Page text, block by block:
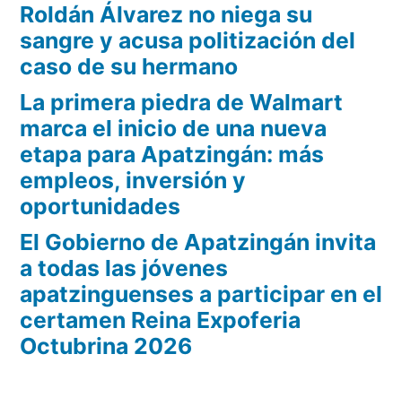
colonias
y
comunidades
de
Múgica”
porterías
en
beneficio
colonias
y
comunidades
de
Múgica
Roldán Álvarez no niega su
sangre y acusa politización del
caso de su hermano
La primera piedra de Walmart
marca el inicio de una nueva
etapa para Apatzingán: más
empleos, inversión y
oportunidades
El Gobierno de Apatzingán invita
a todas las jóvenes
apatzinguenses a participar en el
certamen Reina Expoferia
Octubrina 2026